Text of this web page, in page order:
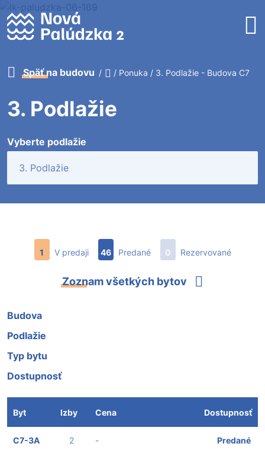
3. Podlažie
Späť na budovu / / Ponuka / 3. Podlažie - Budova C7
Vyberte podlažie
1 V predaji 46 Predané 0 Rezervované
Zoznam všetkých bytov
Budova
Podlažie
Typ bytu
Dostupnosť
Byt Izby Cena Dostupnosť
C7-3A 2 - Predané